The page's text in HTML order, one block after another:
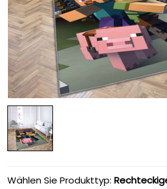
Wählen Sie Produkttyp: